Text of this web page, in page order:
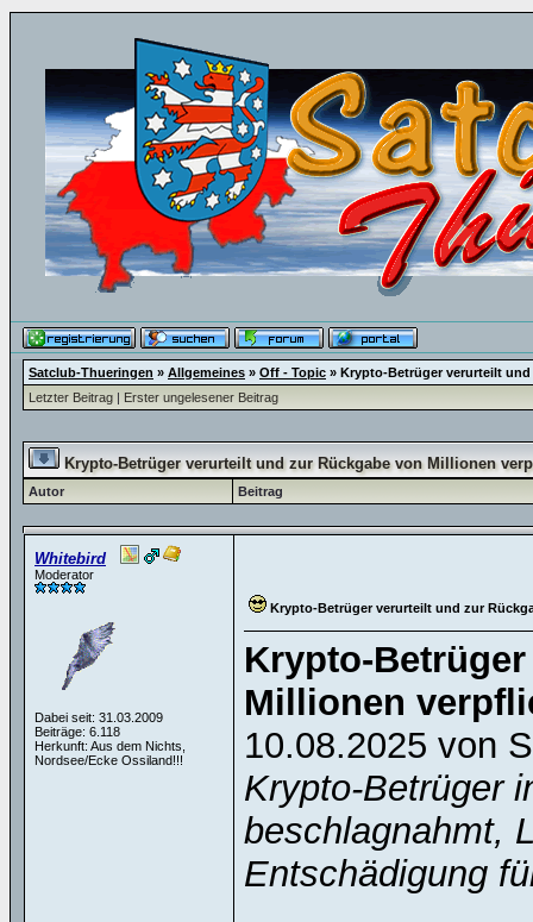
Satclub-Thueringen » Allgemeines » Off - Topic » Krypto-Betrüger verurteilt
Letzter Beitrag | Erster ungelesener Beitrag
Krypto-Betrüger verurteilt und zur Rückgabe von Millionen
Autor Beitrag
Whitebird
Moderator
Dabei seit: 31.03.2009
Beiträge: 6.118
Herkunft: Aus dem Nichts,
Nordsee/Ecke Ossiland!!!
Krypto-Betrüger verurteilt und zur
Krypto-
Millionen
10.08.2025 von
Krypto-Betrüger
beschlagnahmt,
Entschädigung